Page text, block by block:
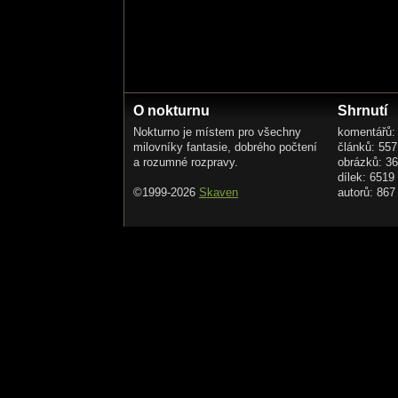
O nokturnu
Nokturno je místem pro všechny
milovníky fantasie, dobrého počtení
a rozumné rozpravy.
©1999-2026 Skaven
Shrnutí
článků: 557
obrázků:
dílek: 6519
autorů: 867